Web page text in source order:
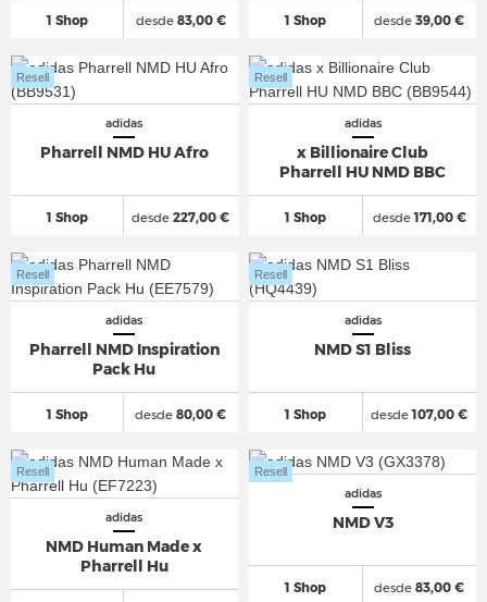
1 Shop desde83,00 € 1 Shop desde 39,00 €
adidas
Pharrell NMD HU Afro
1 Shop
Resell
desde 227,00 €
adidas
x Billionaire Club
Pharrell HU NMD BBC
1 Shop
Resell
desde171,00 €
adidas
Pharrell NMD Inspiration
Pack Hu
1 Shop
Resell
desde 80,00 €
adidas
NMD S1 Bliss
1 Shop
Resell
desde107,00 €
adidas
NMD Human Made x
Pharrell Hu
Resell
adidas
NMD V3
1 Shop
Resell
desde 83,00 €